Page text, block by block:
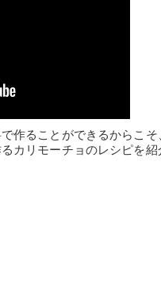
作ることができるからこ
カリモーチョのレシピを紹